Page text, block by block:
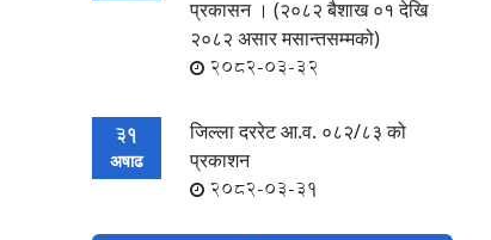
प्रकासन । (२०८२ बैशाख ०१ देखि
२०८२ असार मसान्तसम्मको)
2082-03-32
31
अषाढ
जिल्ला दररेट आ.व. ०८२/८३ को
प्रकाशन
2082-03-31